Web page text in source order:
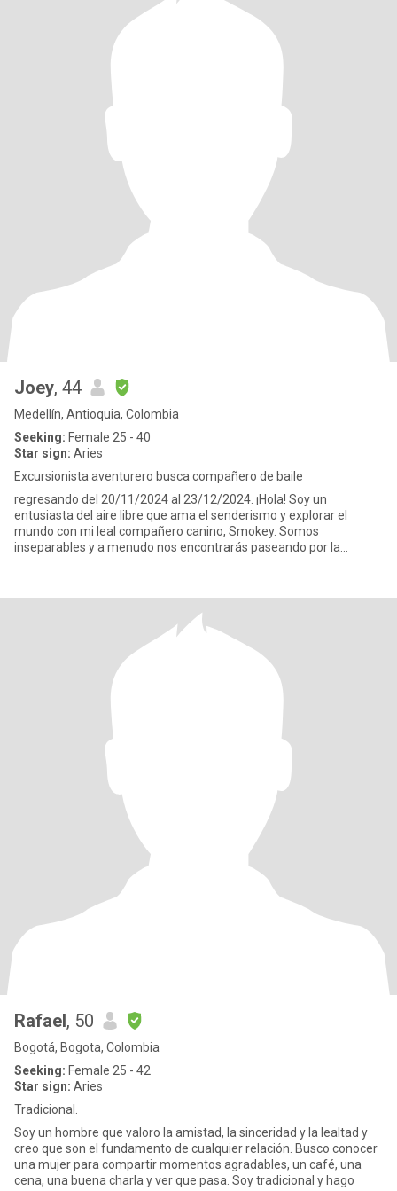
Joey, 44
Medellín, Antioquia, Colombia
Seeking: Female 25 - 40
Star sign: Aries
Excursionista aventurero busca compañero de baile
regresando del 20/11/2024 al 23/12/2024. ¡Hola! Soy un
entusiasta del aire libre que ama el senderismo y explorar el
mundo con mi leal compañero canino, Smokey. Somos
inseparables y a menudo nos encontrarás paseando por la
Rafael, 50
Bogotá, Bogota, Colombia
Seeking: Female 25 - 42
Star sign: Aries
Tradicional.
Soy un hombre que valoro la amistad, la sinceridad y la lealtad y
creo que son el fundamento de cualquier relación. Busco conocer
una mujer para compartir momentos agradables, un café, una
cena, una buena charla y ver que pasa. Soy tradicional y hago